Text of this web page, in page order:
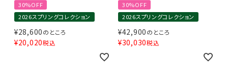
30%OFF
2026スプリングコレクション
¥28,600のところ
¥20,020税込
30%OFF
2026スプリングコレクション
¥42,900のところ
¥30,030税込